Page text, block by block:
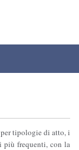
tipologie di atto, i
più frequenti, con la